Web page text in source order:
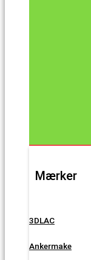
Mærker
3DLAC
Ankermake